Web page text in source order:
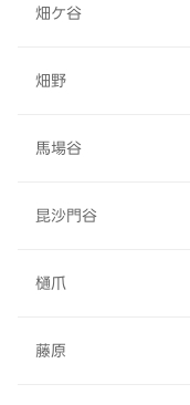
畑ケ谷
畑野
馬場谷
昆沙門谷
樋爪
藤原